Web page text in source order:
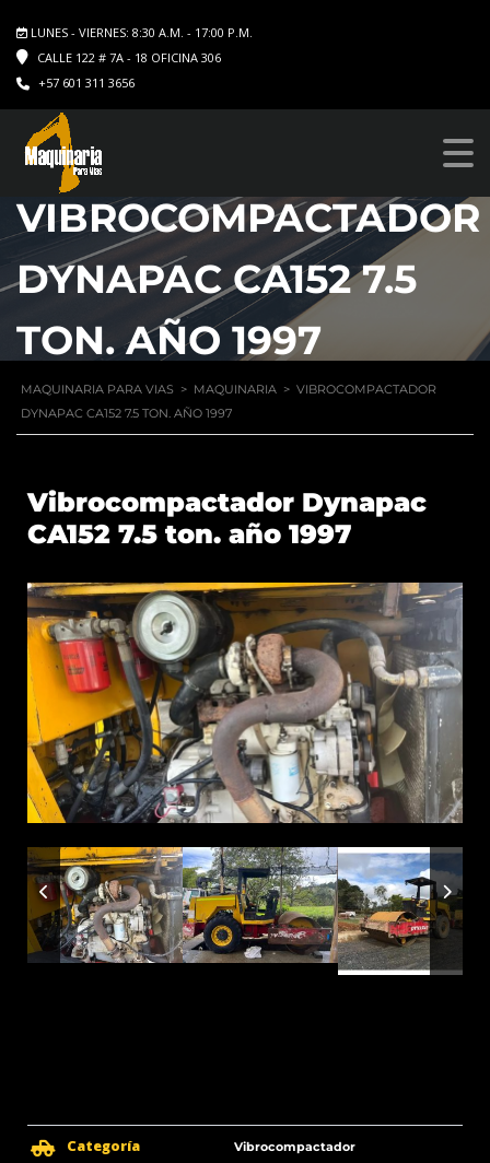
LUNES - VIERNES: 8:30 A.M. - 17:00 P.M.
CALLE 122 # 7A - 18 OFICINA 306
+57 601 311 3656
VIBROCOMPACTADOR
DYNAPAC CA152 7.5
TON. AÑO 1997
MAQUINARIA PARA VIAS > MAQUINARIA > VIBROCOMPACTADOR
DYNAPAC CA152 7.5 TON. AÑO 1997
Vibrocompactador Dynapac
CA152 7.5 ton. año 1997
Categoría Vibrocompactador